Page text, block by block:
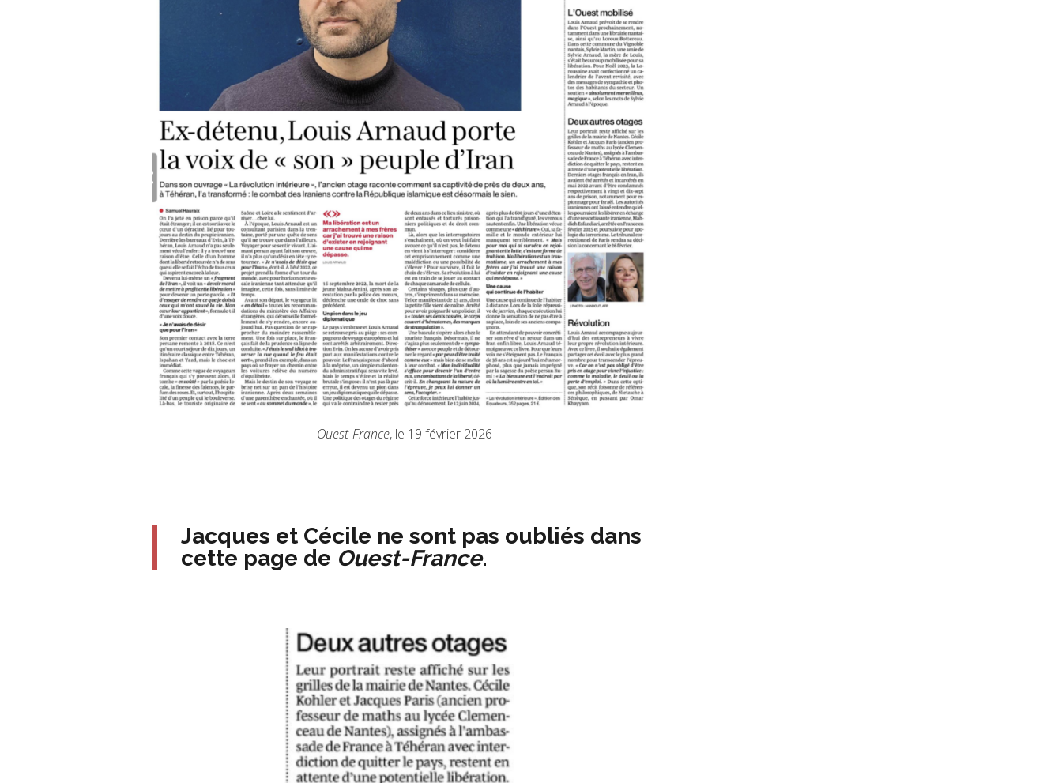
Ouest-France, le 19 février 2026
Jacques et Cécile ne sont pas oubliés dans
cette page de Ouest-France.